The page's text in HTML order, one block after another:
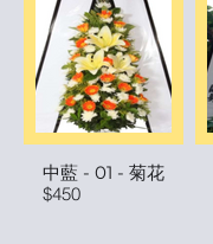
中藍 - 01 - 菊花
$450